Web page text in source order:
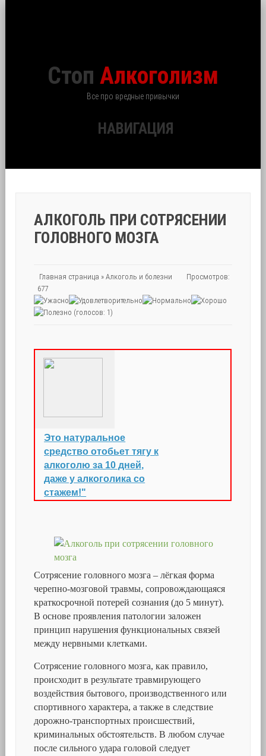
Стоп Алкоголизм
Все про вредные привычки
НАВИГАЦИЯ
АЛКОГОЛЬ ПРИ СОТРЯСЕНИИ
ГОЛОВНОГО МОЗГА
Главная страница »Алкоголь и болезни
Просмотров:
677
(голосов: 1)
Это натуральное
средство отобьет тягу к
алкоголю за 10 дней,
даже у алкоголика со
стажем!"
Сотрясение головного мозга – лёгкая форма
черепно-мозговой травмы, сопровождающаяся
краткосрочной потерей сознания (до 5 минут).
В основе проявления патологии заложен
принцип нарушения функциональных связей
между нервными клетками.
Сотрясение головного мозга, как правило,
происходит в результате травмирующего
воздействия бытового, производственного или
спортивного характера, а также в следствие
дорожно-транспортных происшествий,
криминальных обстоятельств. В любом случае
после сильного удара головой следует